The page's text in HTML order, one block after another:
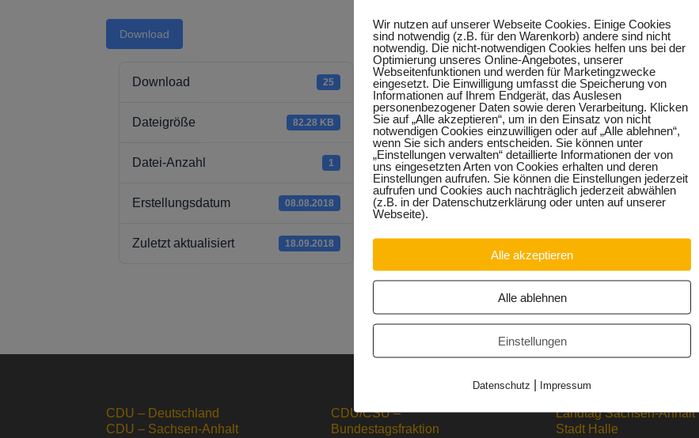
Download
Download 25
Dateigröße 82.28 KB
Datei-Anzahl 1
Erstellungsdatum 08.08.2018
Zuletzt aktualisiert 18.09.2018
Kleine Anfrage -
Aufarbeitung SED-
Diktatur
CDU – Deutschland
CDU – Sachsen-Anhalt
CDU/CSU –
Bundestagsfraktion
Landtag Sachsen-Anhalt
Stadt Halle
Wir nutzen auf unserer Webseite Cookies. Einige Cookies
sind notwendig (z.B. für den Warenkorb) andere sind nicht
notwendig. Die nicht-notwendigen Cookies helfen uns bei der
Optimierung unseres Online-Angebotes, unserer
Webseitenfunktionen und werden für Marketingzwecke
eingesetzt. Die Einwilligung umfasst die Speicherung von
Informationen auf Ihrem Endgerät, das Auslesen
personenbezogener Daten sowie deren Verarbeitung. Klicken
Sie auf „Alle akzeptieren“, um in den Einsatz von nicht
notwendigen Cookies einzuwilligen oder auf „Alle ablehnen“,
wenn Sie sich anders entscheiden. Sie können unter
„Einstellungen verwalten“ detaillierte Informationen der von
uns eingesetzten Arten von Cookies erhalten und deren
Einstellungen aufrufen. Sie können die Einstellungen jederzeit
aufrufen und Cookies auch nachträglich jederzeit abwählen
(z.B. in der Datenschutzerklärung oder unten auf unserer
Webseite).
Alle akzeptieren
Alle ablehnen
Einstellungen
Datenschutz | Impressum